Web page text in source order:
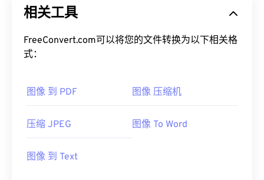
相关工具
FreeConvert.com可以将您的文件转换为以下相关格
式：
图像 到 PDF 图像 压缩机
压缩 JPEG 图像 To Word
图像 到 Text